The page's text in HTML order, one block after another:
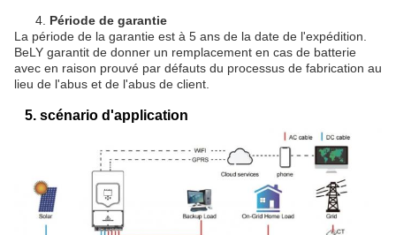
4. Période de garantie
La période de la garantie est à 5 ans de la date de l'expédition.
BeLY garantit de donner un remplacement en cas de batterie
avec en raison prouvé par défauts du processus de fabrication au
lieu de l'abus et de l'abus de client.
5. scénario d'application